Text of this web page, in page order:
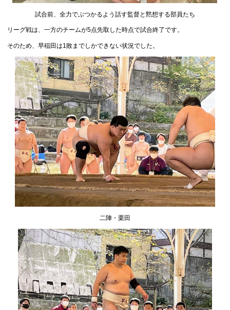
試合前、全力でぶつかるよう話す監督と黙想する部員たち
リーグ戦は、一方のチームが5点先取した時点で試合終了です。
そのため、早稲田は1敗までしかできない状況でした。
二陣・栗田